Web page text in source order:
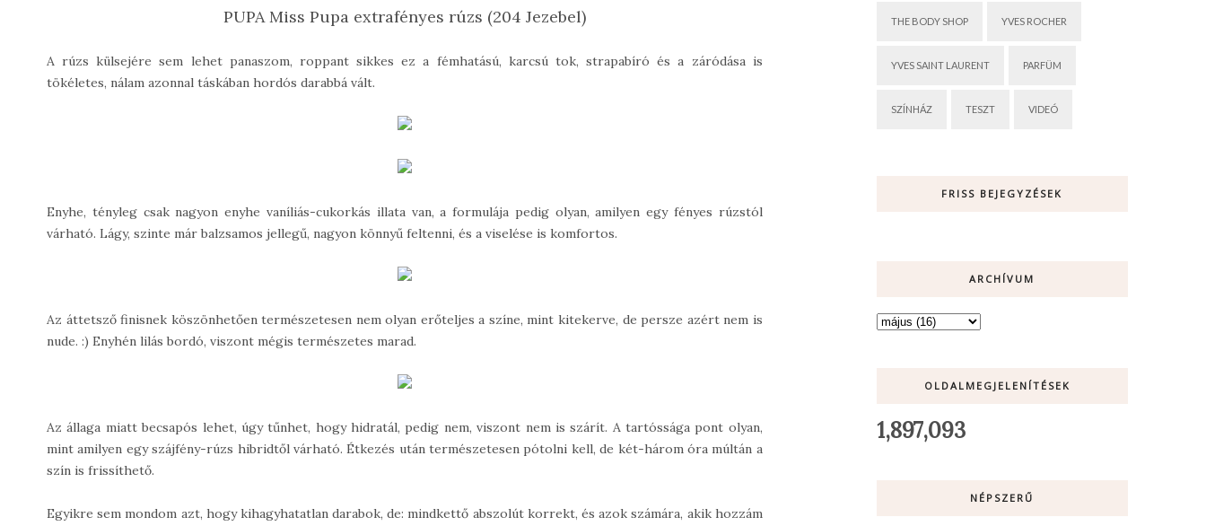
PUPA Miss Pupa extrafényes rúzs (204 Jezebel)
A rúzs külsejére sem lehet panaszom, roppant sikkes ez a fémhatású, karcsú tok, strapabíró és a záródása is
tökéletes, nálam azonnal táskában hordós darabbá vált.
Enyhe, tényleg csak nagyon enyhe vaníliás-cukorkás illata van, a formulája pedig olyan, amilyen egy fényes rúzstól
várható. Lágy, szinte már balzsamos jellegű, nagyon könnyű feltenni, és a viselése is komfortos.
Az áttetsző finisnek köszönhetően természetesen nem olyan erőteljes a színe, mint kitekerve, de persze azért nem is
nude. :) Enyhén lilás bordó, viszont mégis természetes marad.
Az állaga miatt becsapós lehet, úgy tűnhet, hogy hidratál, pedig nem, viszont nem is szárít. A tartóssága pont olyan,
mint amilyen egy szájfény-rúzs hibridtől várható. Étkezés után természetesen pótolni kell, de két-három óra múltán a
szín is frissíthető.
Egyikre sem mondom azt, hogy kihagyhatatlan darabok, de: mindkettő abszolút korrekt, és azok számára, akik hozzám
THE BODY SHOP YVES ROCHER
YVES SAINT LAURENT PARFÜM
SZÍNHÁZ TESZT VIDEÓ
FRISS BEJEGYZÉSEK
ARCHÍVUM
OLDALMEGJELENÍTÉSEK
1,897,093
NÉPSZERŰ